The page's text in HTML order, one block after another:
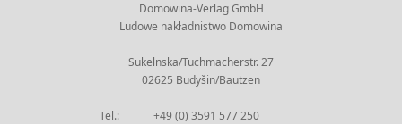
Domowina-Verlag GmbH
Ludowe nakładnistwo Domowina
Sukelnska/Tuchmacherstr. 27
02625 Budyšin/Bautzen
Tel.:
+49 (0) 3591 577 250